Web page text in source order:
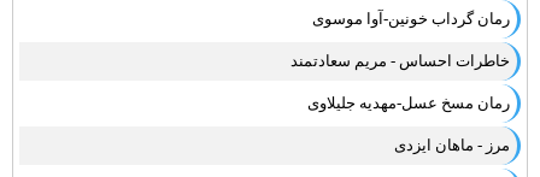
رمان گرداب خونین-آوا موسوی
خاطرات احساس - مریم سعادتمند
رمان مسخ عسل-مهدیه جلیلاوی
مرز - ماهان ایزدی